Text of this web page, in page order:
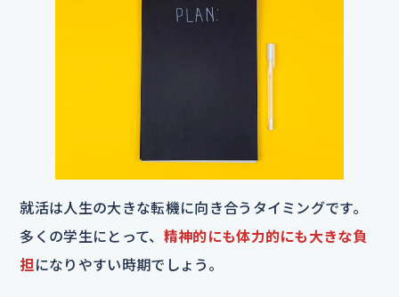
就活は人生の大きな転機に向き合うタイミングです。
多くの学生にとって、 精神的にも体力的にも大きな負
担 になりやすい時期でしょう。